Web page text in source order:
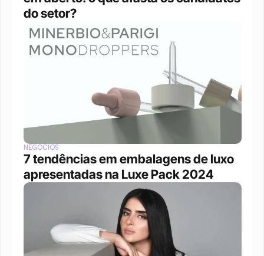
do setor?
NEGÓCIOS
7 tendências em embalagens de luxo
apresentadas na Luxe Pack 2024